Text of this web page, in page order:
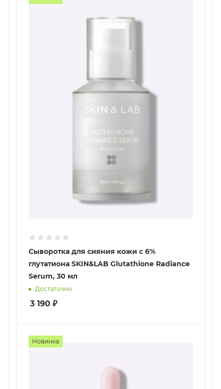
Сыворотка для сияния кожи с 6%
глутатиона SKIN&LAB Glutathione Radiance
Serum, 30 мл
Достаточно
3 190 ₽
Новинка